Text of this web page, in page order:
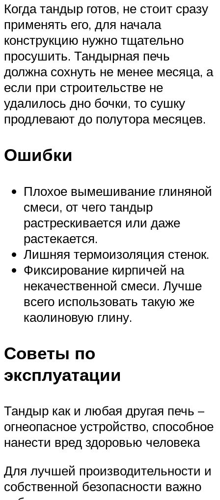
Когда тандыр готов, не стоит сразу
применять его, для начала
конструкцию нужно тщательно
просушить. Тандырная печь
должна сохнуть не менее месяца, а
если при строительстве не
удалилось дно бочки, то сушку
продлевают до полутора месяцев.
Ошибки
Плохое вымешивание глиняной
смеси, от чего тандыр
растрескивается или даже
растекается.
Лишняя термоизоляция стенок.
Фиксирование кирпичей на
некачественной смеси. Лучше
всего использовать такую же
каолиновую глину.
Советы по
эксплуатации
Тандыр как и любая другая печь –
огнеопасное устройство, способное
нанести вред здоровью человека
Для лучшей производительности и
собственной безопасности важно